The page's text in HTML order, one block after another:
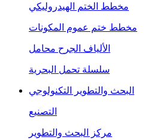
مخطط الختم الهيدروليكي
مخطط ختم عموم المكونات
الألياف الجرح محامل
سلسلة تحمل البحرية
البحث والتطوير التكنولوجي
التصنيع
مركز البحث والتطوير